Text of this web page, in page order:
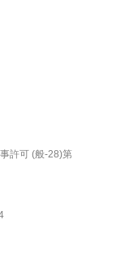
許可 (般-28)第